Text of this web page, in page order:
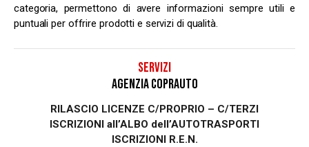
categoria, permettono di avere informazioni sempre utili e
puntuali per offrire prodotti e servizi di qualità.
SERVIZI
AGENZIA COPRAUTO
RILASCIO LICENZE C/PROPRIO – C/TERZI
ISCRIZIONI all’ALBO dell’AUTOTRASPORTI
ISCRIZIONI R.E.N.